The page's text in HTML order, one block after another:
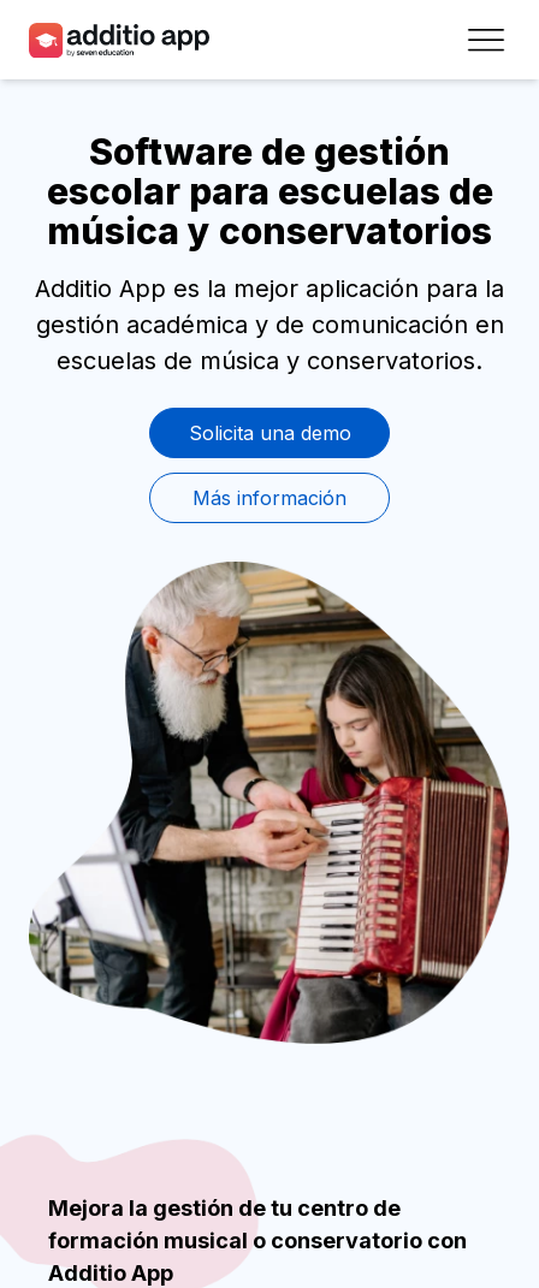
Centros
Recursos
Acceso
Regístrate
Contacto
Software de gestión
escolar para escuelas de
música y conservatorios
Additio App es la mejor aplicación para la
gestión académica y de comunicación en
escuelas de música y conservatorios.
Solicita una demo
Más información
Mejora la gestión de tu centro de
formación musical o conservatorio con
Additio App